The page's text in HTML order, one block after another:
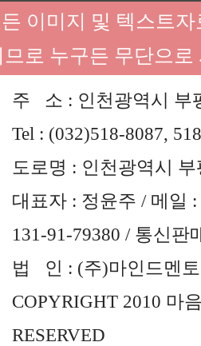
이미지 및 텍스트
로 누구든 무단으
주 소 : 인천광역시 부
Tel : (032)518-8087,
도로명 : 인천광역시
대표자 : 정윤주 / 메일 :
131-91-79380 / 통신판
법 인 : (주)마인드멘토
COPYRIGHT 2010 마
RESERVED